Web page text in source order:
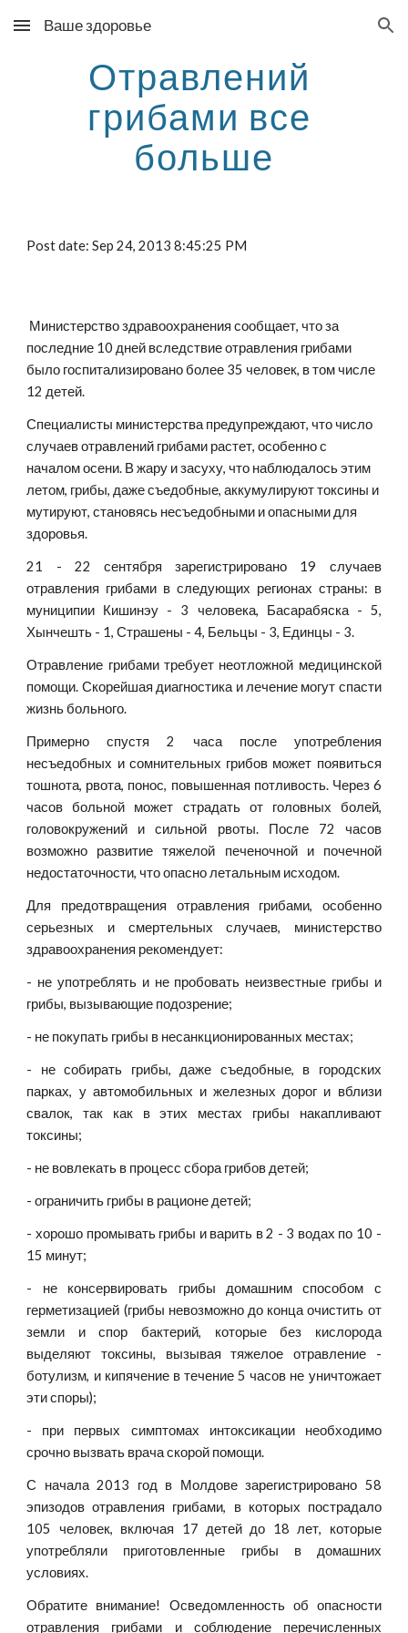
Skip to main content Skip to navigation
Ваше здоровье
Отравлений
грибами все
больше
Post date: Sep 24, 2013 8:45:25 PM
последние 10 дней вследствие отравления грибами
было госпитализировано более 35 человек, в том числе
12 детей.
Специалисты министерства предупреждают, что число
случаев отравлений грибами растет, особенно с
началом осени. В жару и засуху, что наблюдалось этим
летом, грибы, даже съедобные, аккумулируют токсины и
мутируют, становясь несъедобными и опасными для
здоровья.
21 - 22 сентября зарегистрировано 19 случаев
отравления грибами в следующих регионах страны: в
муниципии Кишинэу - 3 человека, Басарабяска - 5,
Хынчешть - 1, Страшены - 4, Бельцы - 3, Единцы - 3.
Отравление грибами требует неотложной медицинской
помощи. Скорейшая диагностика и лечение могут спасти
жизнь больного.
Примерно спустя 2 часа после употребления
несъедобных и сомнительных грибов может появиться
тошнота, рвота, понос, повышенная потливость. Через 6
часов больной может страдать от головных болей,
головокружений и сильной рвоты. После 72 часов
возможно развитие тяжелой печеночной и почечной
недостаточности, что опасно летальным исходом.
Для предотвращения отравления грибами, особенно
серьезных и смертельных случаев, министерство
здравоохранения рекомендует:
- не употреблять и не пробовать неизвестные грибы и
грибы, вызывающие подозрение;
- не покупать грибы в несанкционированных местах;
- не собирать грибы, даже съедобные, в городских
парках, у автомобильных и железных дорог и вблизи
свалок, так как в этих местах грибы накапливают
токсины;
- не вовлекать в процесс сбора грибов детей;
- ограничить грибы в рационе детей;
- хорошо промывать грибы и варить в 2 - 3 водах по 10 -
15 минут;
- не консервировать грибы домашним способом с
герметизацией (грибы невозможно до конца очистить от
земли и спор бактерий, которые без кислорода
выделяют токсины, вызывая тяжелое отравление -
ботулизм, и кипячение в течение 5 часов не уничтожает
эти споры);
- при первых симптомах интоксикации необходимо
срочно вызвать врача скорой помощи.
С начала 2013 год в Молдове зарегистрировано 58
эпизодов отравления грибами, в которых пострадало
105 человек, включая 17 детей до 18 лет, которые
употребляли приготовленные грибы в домашних
условиях.
Обратите внимание! Осведомленность об опасности
отравления грибами и соблюдение перечисленных